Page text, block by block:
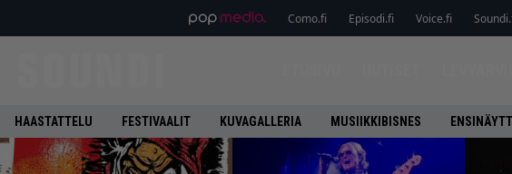
Como.fi Episodi.fi Voice.fi
HAASTATTELU FESTIVAALIT KUVAGALLERIA MUSIIKKIBISNES